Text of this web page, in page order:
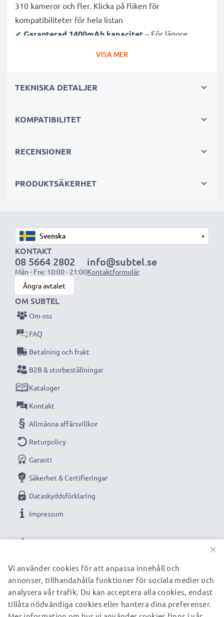
310 kameror och fler. Klicka på fliken för
kompatibiliteter för hela listan
✔ Garanterad 1400mAh kapacitet – För längre
✔Hög kvalitet & säkerhet
✔Enkel installation & perfekt passform
– Fungerar
OBS:Ladda batterierna helt innan första användning
Varje CELLONIC batteri genomgår noggranna
tester för bästa prestanda och hållbarhet. Beställ
nu – snabb leverans & 3 års garanti!
VISA MER
TEKNISKA DETALJER
KOMPATIBILITET
RECENSIONER
PRODUKTSÄKERHET
▾
KONTAKT
08 5664 2802
Mån - Fre: 10:00 - 21:00
info@subtel.se
Kontaktformulär
Ångra avtalet
VÅRA BETALNINGSALTERNATIV
OM SUBTEL
Om oss
FAQ
Betalning och frakt
B2B & storbeställningar
Kataloger
Kontakt
Allmänna affärsvillkor
Returpolicy
Garanti
Säkerhet & Certifieringar
Dataskyddsförklaring
Impressum
VÅRA FRAKTPARTNERS
×
Vi använder cookies för att anpassa innehåll och
annonser, tillhandahålla funktioner för sociala medier och
analysera vår trafik. Du kan acceptera alla cookies, endast
tillåta nödvändiga cookies eller hantera dina preferenser.